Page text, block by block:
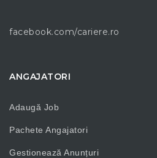
facebook.com/cariere.ro
ANGAJATORI
Adaugă Job
Pachete Angajatori
Gestionează Anunțuri